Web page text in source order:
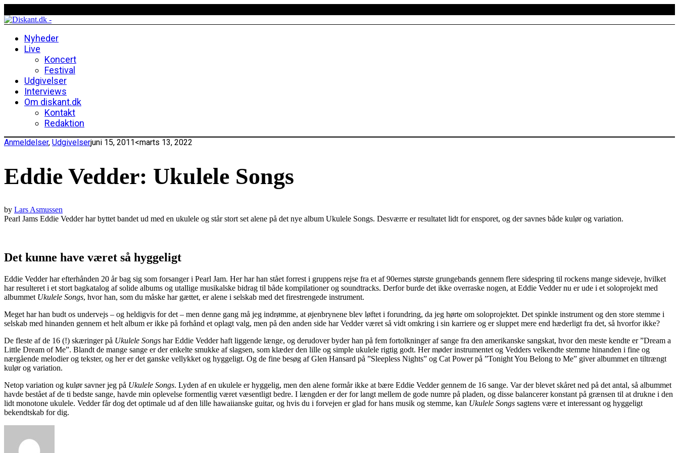
Nyheder
Live
Koncert
Festival
Udgivelser
Interviews
Om diskant.dk
Kontakt
Redaktion
Anmeldelser, Udgivelserjuni 15, 2011<marts 13, 2022
Eddie Vedder: Ukulele Songs
by Lars Asmussen
Pearl Jams Eddie Vedder har byttet bandet ud med en ukulele og står stort set alene på det nye album Ukulele Songs. Desværre er resultatet lidt for ensporet, og der savnes både kulør og variation.
Det kunne have været så hyggeligt
Eddie Vedder har efterhånden 20 år bag sig som forsanger i Pearl Jam. Her har han stået forrest i gruppens rejse fra et af 90ernes største grungebands gennem flere sidespring til rockens mange sideveje, hvilket
har resulteret i et stort bagkatalog af solide albums og utallige musikalske bidrag til både kompilationer og soundtracks. Derfor burde det ikke overraske nogen, at Eddie Vedder nu er ude i et soloprojekt med
albummet Ukulele Songs, hvor han, som du måske har gættet, er alene i selskab med det firestrengede instrument.
Meget har han budt os undervejs – og heldigvis for det – men denne gang må jeg indrømme, at øjenbrynene blev løftet i forundring, da jeg hørte om soloprojektet. Det spinkle instrument og den store stemme i
selskab med hinanden gennem et helt album er ikke på forhånd et oplagt valg, men på den anden side har Vedder været så vidt omkring i sin karriere og er sluppet mere end hæderligt fra det, så hvorfor ikke?
De fleste af de 16 (!) skæringer på Ukulele Songs har Eddie Vedder haft liggende længe, og derudover byder han på fem fortolkninger af sange fra den amerikanske sangskat, hvor den meste kendte er ”Dream a
Little Dream of Me”. Blandt de mange sange er der enkelte smukke af slagsen, som klæder den lille og simple ukulele rigtig godt. Her møder instrumentet og Vedders velkendte stemme hinanden i fine og
nærgående melodier og tekster, og her er det ganske vellykket og hyggeligt. Og de fine besøg af Glen Hansard på ”Sleepless Nights” og Cat Power på ”Tonight You Belong to Me” giver albummet en tiltrængt
kulør og variation.
Netop variation og kulør savner jeg på Ukulele Songs. Lyden af en ukulele er hyggelig, men den alene formår ikke at bære Eddie Vedder gennem de 16 sange. Var der blevet skåret ned på det antal, så albummet
havde bestået af de ti bedste sange, havde min oplevelse formentlig været væsentligt bedre. I længden er der for langt mellem de gode numre på pladen, og disse balancerer konstant på grænsen til at drukne i den
lidt monotone ukulele. Vedder får dog det optimale ud af den lille hawaiianske guitar, og hvis du i forvejen er glad for hans musik og stemme, kan Ukulele Songs sagtens være et interessant og hyggeligt
bekendtskab for dig.